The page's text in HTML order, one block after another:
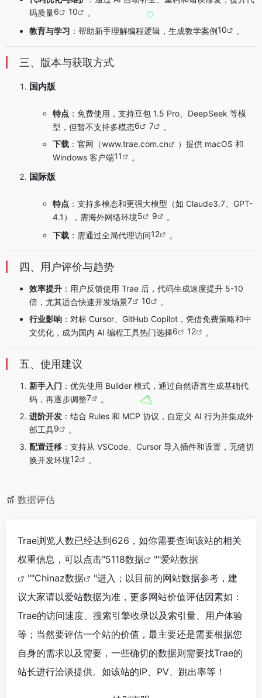
码质量6 10
。
教育与学习 ：帮助新手理解编程逻辑，生成教学案例10 。
三、版本与获取方式
国内版
特点 ：免费使用，支持豆包 1.5 Pro、DeepSeek 等模
型，但暂不支持多模态6 7
。
下载 ：官网（www.trae.com.cn
）提供 macOS 和
Windows 客户端11 。
国际版
特点 ：支持多模态和更强大模型（如 Claude3.7、GPT-
4.1），需海外网络环境5 9
。
下载 ：需通过全局代理访问12 。
四、用户评价与趋势
效率提升 ：用户反馈使用 Trae 后，代码生成速度提升 5-10
倍，尤其适合快速开发场景7 10
。
行业影响 ：对标 Cursor、GitHub Copilot，凭借免费策略和中
文优化，成为国内 AI 编程工具热门选择6 12 。
五、使用建议
新手入门 ：优先使用 Builder 模式，通过自然语言生成基础代
码，再逐步调整7
。
进阶开发 ：结合 Rules 和 MCP 协议，自定义 AI 行为并集成外
部工具9
。
配置迁移 ：支持从 VSCode、Cursor 导入插件和设置，无缝切
换开发环境12 。
数据评估
Trae浏览人数已经达到626，如你需要查询该站的相关
权重信息，可以点击"5118数据 ""爱站数据
""Chinaz数据
"进入；以目前的网站数据参考，建
议大家请以爱站数据为准，更多网站价值评估因素如：
Trae的访问速度、搜索引擎收录以及索引量、用户体验
等；当然要评估一个站的价值，最主要还是需要根据您
自身的需求以及需要，一些确切的数据则需要找Trae的
站长进行洽谈提供。如该站的IP、PV、跳出率等！